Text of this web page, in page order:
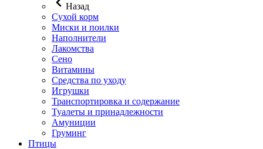
Назад
Сухой корм
Миски и поилки
Наполнители
Лакомства
Сено
Витамины
Средства по уходу
Игрушки
Транспортировка и содержание
Туалеты и принадлежности
Амуниции
Груминг
Птицы